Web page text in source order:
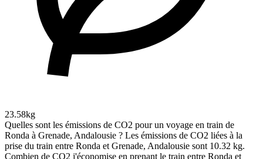
23.58kg
Quelles sont les émissions de CO2 pour un voyage en train de
Ronda à Grenade, Andalousie ? Les émissions de CO2 liées à la
prise du train entre Ronda et Grenade, Andalousie sont 10.32 kg.
Combien de CO2 j'économise en prenant le train entre Ronda et